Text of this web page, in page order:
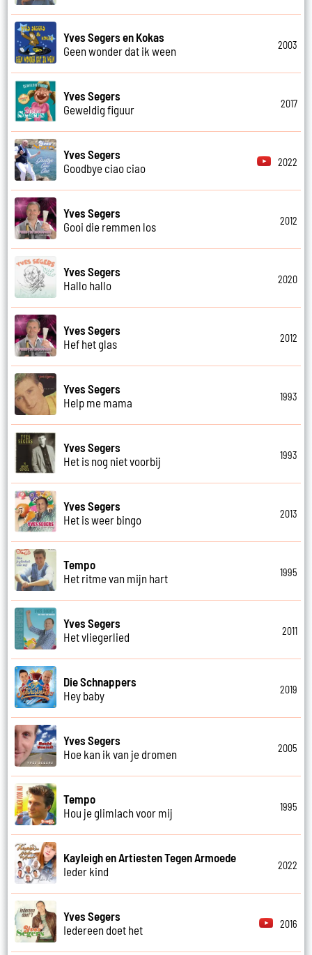
Yves Segers en Kokas
Geen wonder dat ik ween
2003
Yves Segers
Geweldig figuur
2017
Yves Segers
Goodbye ciao ciao
2022
Yves Segers
Gooi die remmen los
2012
Yves Segers
Hallo hallo
2020
Yves Segers
Hef het glas
2012
Yves Segers
Help me mama
1993
Yves Segers
Het is nog niet voorbij
1993
Yves Segers
Het is weer bingo
2013
Tempo
Het ritme van mijn hart
1995
Yves Segers
Het vliegerlied
2011
Die Schnappers
Hey baby
2019
Yves Segers
Hoe kan ik van je dromen
2005
Tempo
Hou je glimlach voor mij
1995
Kayleigh en Artiesten Tegen Armoede
Ieder kind
2022
Yves Segers
Iedereen doet het
2016